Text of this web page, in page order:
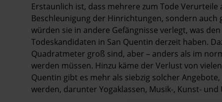
Erstaunlich ist, dass mehrere zum Tode
Beschleunigung der Hinrichtungen, sondern
würden sie in andere Gefängnisse verlegt, was
Todeskandidaten in San Quentin derzeit haben.
Quadratmeter groß sind, aber – anders als im
werden müssen. Hinzu käme der Verlust von
Quentin gibt es mehr als siebzig solcher
werden, darunter Yogaklassen, Musik-, Kunst-